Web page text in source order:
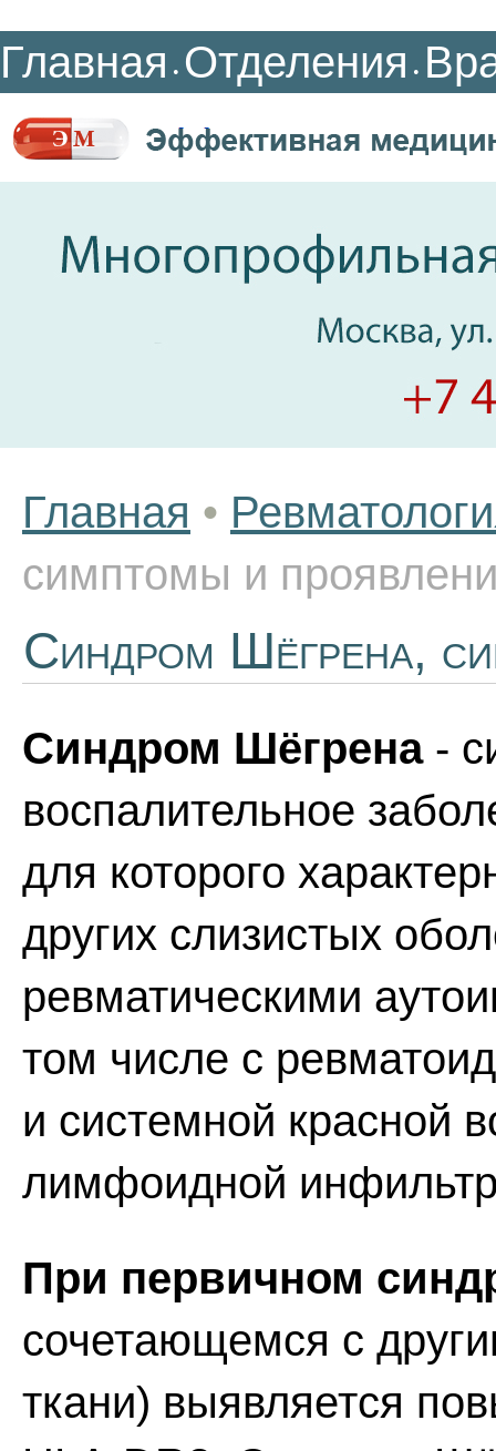
Главная • Отделения •
Главная •
симптомы и
Синдром Шёгрена,
Синдром Шёгрена-
воспалительное
для которого
других слизистых
ревматическими
том числе с
и системной красной
лимфоидной
При первичном
сочетающемся с
ткани) выявляется